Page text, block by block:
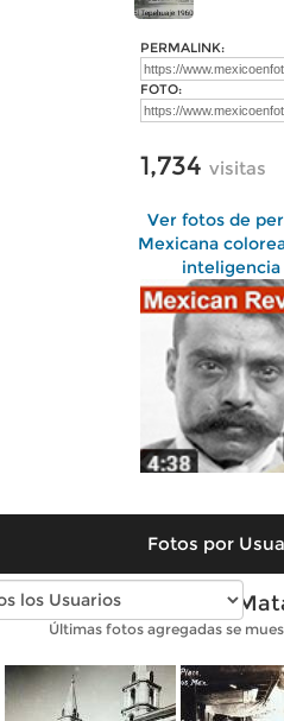
PERMALINK:
FOTO:
1,734 visitas
Ver fotos de
Mexicana
Fotos por
Fotos antiguas de
Últimas fotos agregadas se